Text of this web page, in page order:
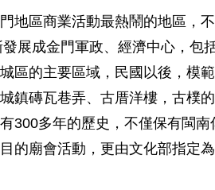
地區商業活動最熱鬧的地區，
展成金門軍政、經濟中心，包
區的主要區域，民國以後，模
鎮磚瓦巷弄、古厝洋樓，古樸
300多年的歷史，不僅保有閩
的廟會活動，更由文化部指定